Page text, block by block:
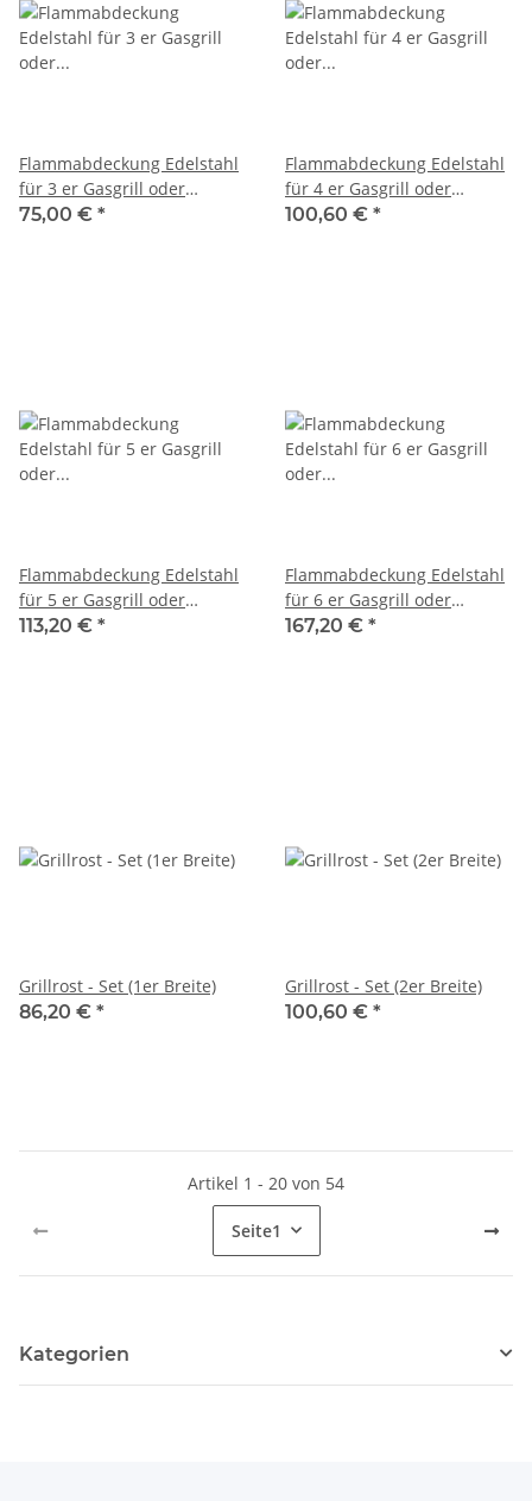
Flammabdeckung Edelstahl
für 3 er Gasgrill oder
Gastrobräter B: 60,5 x T: 48
75,00 € *
Flammabdeckung Edelstahl
für 4 er Gasgrill oder
Gastrobräter B: 76,5 x T: 48
100,60 € *
Flammabdeckung Edelstahl
für 5 er Gasgrill oder
Gastrobräter B: 93 x T: 48
113,20 € *
Flammabdeckung Edelstahl
für 6 er Gasgrill oder
Gastrobräter B: 109,5 x T: 48
167,20 € *
Grillrost - Set (1er Breite)
86,20 € *
Grillrost - Set (2er Breite)
100,60 € *
Artikel 1 - 20 von 54
Seite1
Kategorien